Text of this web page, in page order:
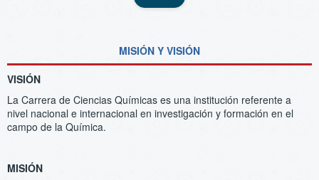
MISIÓN Y VISIÓN
VISIÓN
La Carrera de Ciencias Químicas es una institución referente a
nivel nacional e internacional en investigación y formación en el
campo de la Química.
MISIÓN